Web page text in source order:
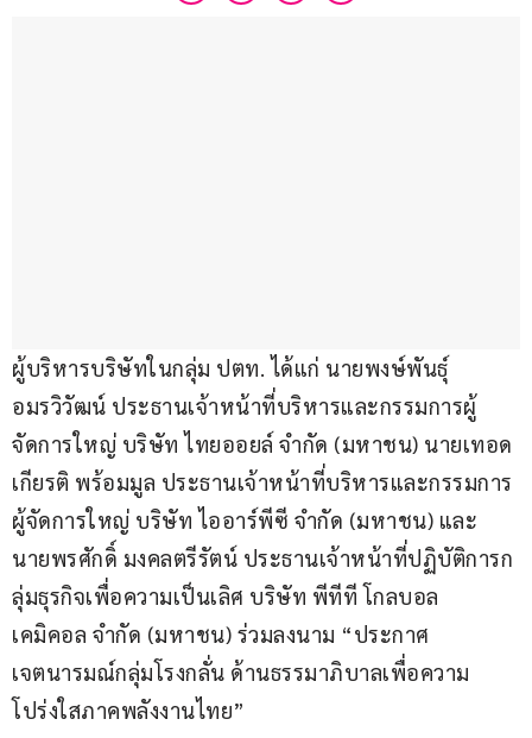
ผู้บริหารบริษัทในกลุ่ม ปตท. ได้แก่ นายพงษ์พันธุ์
อมรวิวัฒน์ ประธานเจ้าหน้าที่บริหารและกรรมการผู้
จัดการใหญ่ บริษัท ไทยออยล์ จำกัด (มหาชน) นายเทอด
เกียรติ พร้อมมูล ประธานเจ้าหน้าที่บริหารและกรรมการ
ผู้จัดการใหญ่ บริษัท ไออาร์พีซี จำกัด (มหาชน) และ
นายพรศักดิ์ มงคลตรีรัตน์ ประธานเจ้าหน้าที่ปฏิบัติการก
ลุ่มธุรกิจเพื่อความเป็นเลิศ บริษัท พีทีที โกลบอล
เคมิคอล จำกัด (มหาชน) ร่วมลงนาม “ประกาศ
เจตนารมณ์กลุ่มโรงกลั่น ด้านธรรมาภิบาลเพื่อความ
โปร่งใสภาคพลังงานไทย”